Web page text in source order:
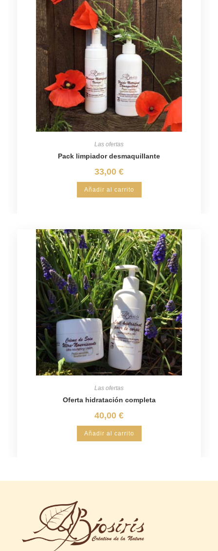
Las ofertas
Pack limpiador desmaquillante
33,00 €
Añadir al carrito
Las ofertas
Oferta hidratación completa
40,00 €
Añadir al carrito